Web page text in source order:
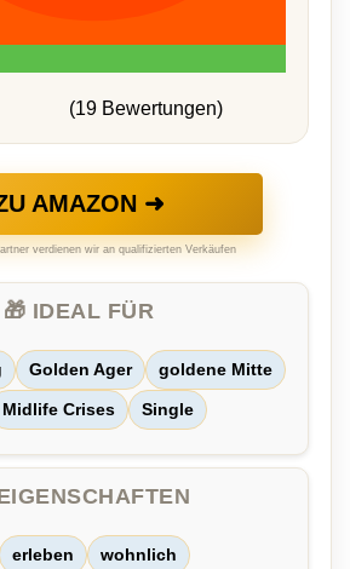
(19 Bewertungen)
AMAZON ➜
verdienen wir an qualifizierten Verkäufen
🎁 IDEAL FÜR
Golden Ager goldene Mitte
Midlife Crises Single
erleben wohnlich